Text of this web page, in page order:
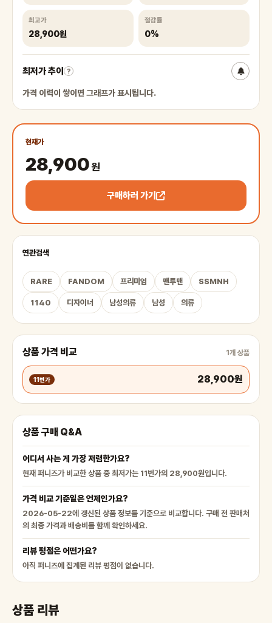
최고가
28,900원
절감률
0%
최저가 추이 ?
가격 이력이 쌓이면 그래프가 표시됩니다.
현재가
28,900원
구매하러 가기
연관검색
RARE FANDOM 프리미엄 맨투맨 SSMNH
1140 디자이너 남성의류 남성 의류
상품 가격 비교 1개 상품
11번가 28,900원
상품 구매 Q&A
어디서 사는 게 가장 저렴한가요?
현재 퍼니즈가 비교한 상품 중 최저가는 11번가의 28,900원입니다.
가격 비교 기준일은 언제인가요?
2026-05-22에 갱신된 상품 정보를 기준으로 비교합니다. 구매 전 판매처
의 최종 가격과 배송비를 함께 확인하세요.
리뷰 평점은 어떤가요?
아직 퍼니즈에 집계된 리뷰 평점이 없습니다.
상품 리뷰